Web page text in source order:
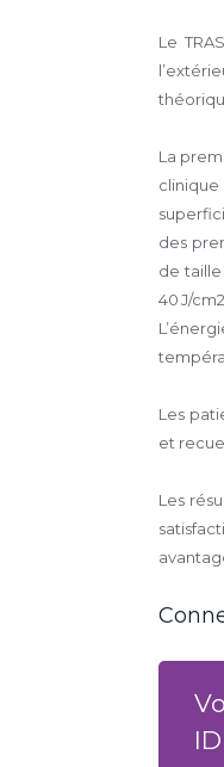
Le
La
des
de taille
40 J/
Les
et
Les